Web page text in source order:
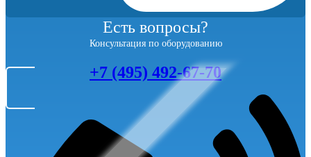
Есть вопросы?
Консультация по оборудованию
+7 (495) 492-67-70